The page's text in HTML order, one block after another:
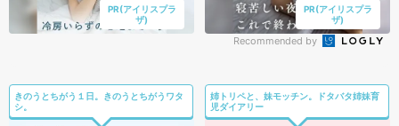
PR(アイリスプラ
ザ)
PR(アイリスプラ
ザ)
Recommended by
きのうとちがう１日。きのうとちがうワタ
シ。
姉トリペと、妹モッチン。ドタバタ姉妹育
児ダイアリー